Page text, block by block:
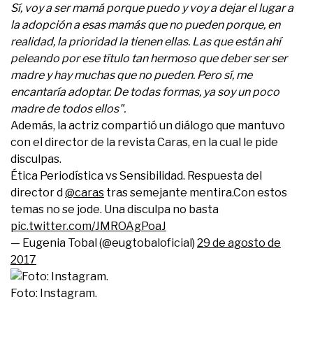
Sí, voy a ser mamá porque puedo y voy a dejar el lugar a
la adopción a esas mamás que no pueden porque, en
realidad, la prioridad la tienen ellas. Las que están ahí
peleando por ese título tan hermoso que deber ser ser
madre y hay muchas que no pueden. Pero sí, me
encantaría adoptar. De todas formas, ya soy un poco
madre de todos ellos".
Además, la actriz compartió un diálogo que mantuvo
con el director de la revista Caras, en la cual le pide
disculpas.
Ética Periodística vs Sensibilidad. Respuesta del
director d@caras tras semejante mentira.Con estos
temas no se jode. Una disculpa no basta
pic.twitter.com/JMROAgPoaJ
— Eugenia Tobal (@eugtobaloficial) 29 de agosto de
2017
Foto: Instagram.